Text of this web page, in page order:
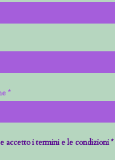
*
accetto i termini e le condizioni *